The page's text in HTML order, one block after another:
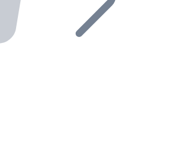
API nel tuo ecosistema.
rete di rivenditori e
del tuo progetto al nostro servizio di